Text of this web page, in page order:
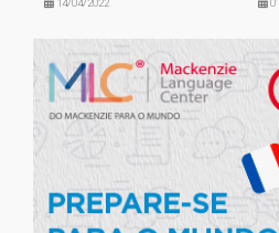
14/04/2022